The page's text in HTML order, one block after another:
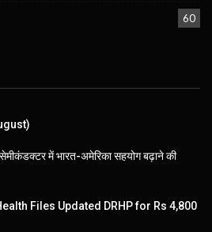
60
में भारत-अमेरिका सहयोग बढ़ाने की
Files Updated DRHP for Rs 4,800